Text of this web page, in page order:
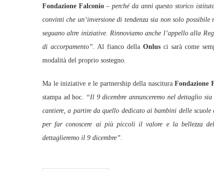
Fondazione Falconio– perché da anni questo storico
convinti che un’inversione di tendenza sia non solo
seguano altre iniziative. Rinnoviamo anche l’appello alla
di accorpamento”. Al fianco della Onlus ci sarà come
modalità del proprio sostegno.
Ma le iniziative e le partnership della nascituraFondazione
stampa ad hoc. “Il 9 dicembre annunceremo nel dettaglio
cantiere, a partire da quello dedicato ai bambini delle
per far conoscere ai più piccoli il valore e la bellezza
dettaglieremo il 9 dicembre”.